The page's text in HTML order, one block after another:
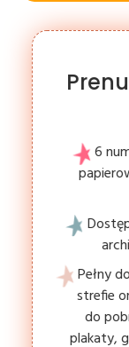
6
Pełny
strefie
do
plakaty,